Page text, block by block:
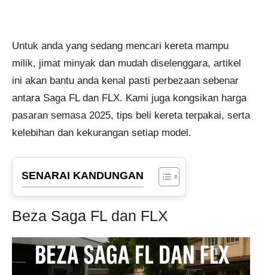
Untuk anda yang sedang mencari kereta mampu
milik, jimat minyak dan mudah diselenggara, artikel
ini akan bantu anda kenal pasti perbezaan sebenar
antara Saga FL dan FLX. Kami juga kongsikan harga
pasaran semasa 2025, tips beli kereta terpakai, serta
kelebihan dan kekurangan setiap model.
SENARAI KANDUNGAN
Beza Saga FL dan FLX